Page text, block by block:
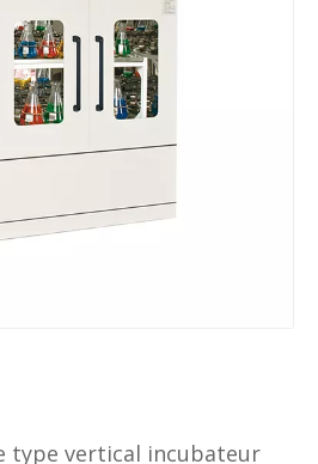
type vertical incubateur